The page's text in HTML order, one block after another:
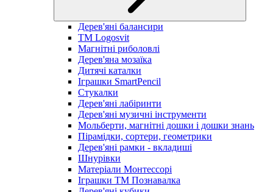
Дерев'яні балансири
TM Logosvit
Магнітні риболовлі
Дерев'яна мозаїка
Дитячі каталки
Іграшки SmartPencil
Стукалки
Дерев'яні лабіринти
Дерев'яні музичні інструменти
Мольберти, магнітні дошки і дошки знань
Пірамідки, сортери, геометрики
Дерев'яні рамки - вкладиші
Шнурівки
Матеріали Монтессорі
Іграшки ТМ Познавалка